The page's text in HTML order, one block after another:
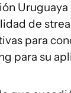
de
para
para su